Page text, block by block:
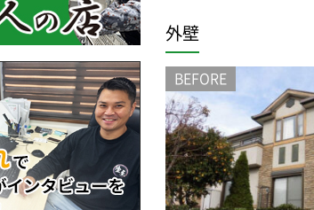
外壁
BEFORE